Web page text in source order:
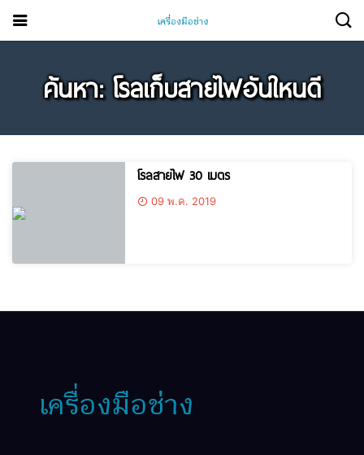
ค้นหา: โรลเก็บสายไฟอันใหนดี
โรลสายไฟ 30 เมตร
09 พ.ค. 2019